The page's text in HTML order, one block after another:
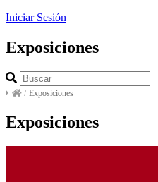
Iniciar Sesión
Exposiciones
/ Exposiciones
Exposiciones